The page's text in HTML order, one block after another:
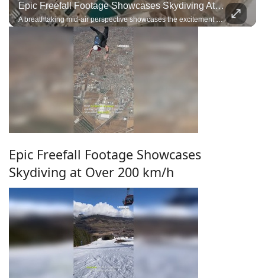
Epic Freefall Footage Showcases Skydiving At Over 200 Km/h
A breathtaking mid-air perspective showcases the excitement of high-speed skydiving.
Epic Freefall Footage Showcases
Skydiving at Over 200 km/h